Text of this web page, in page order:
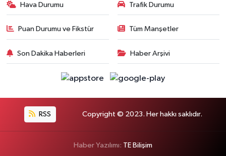
Hava Durumu Trafik Durumu
Puan Durumu ve Fikstür Tüm Manşetler
Son Dakika Haberleri Haber Arşivi
RSS Copyright © 2023. Her hakkı saklıdır.
Haber Yazılımı: TE Bilişim